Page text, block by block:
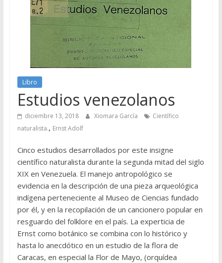
Libro
Estudios venezolanos
diciembre 13, 2018 Xiomara García
Científico
naturalista., Ernst Adolf
Cinco estudios desarrollados por este insigne
científico naturalista durante la segunda mitad del siglo
XIX en Venezuela. El manejo antropológico se
evidencia en la descripción de una pieza arqueológica
indígena perteneciente al Museo de Ciencias fundado
por él, y en la recopilación de un cancionero popular en
resguardo del folklore en el país. La experticia de
Ernst como botánico se combina con lo histórico y
hasta lo anecdótico en un estudio de la flora de
Caracas, en especial la Flor de Mayo, (orquídea